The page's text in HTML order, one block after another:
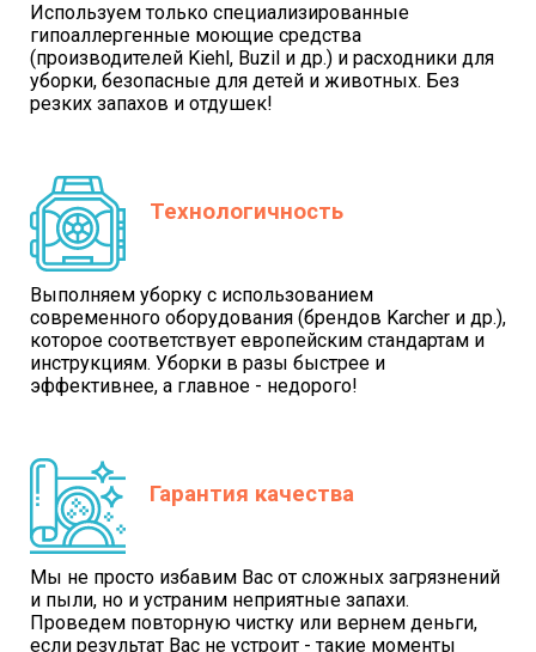
Используем только специализированные
гипоаллергенные моющие средства
(производителей Kiehl, Buzil и др.) и расходники для
уборки, безопасные для детей и животных. Без
резких запахов и отдушек!
Технологичность
Выполняем уборку с использованием
современного оборудования (брендов Karcher и др.),
которое соответствует европейским стандартам и
инструкциям. Уборки в разы быстрее и
эффективнее, а главное - недорого!
Гарантия качества
Мы не просто избавим Вас от сложных загрязнений
и пыли, но и устраним неприятные запахи.
Проведем повторную чистку или вернем деньги,
если результат Вас не устроит - такие моменты